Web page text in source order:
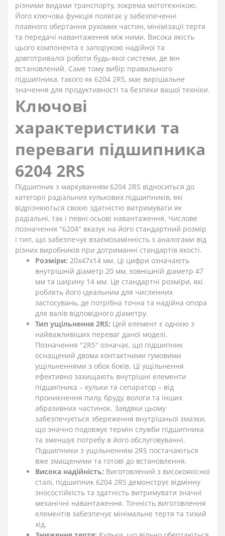
різними видами транспорту, зокрема мототехнікою.
Його ключова функція полягає у забезпеченні
плавного обертання рухомих частин, мінімізації тертя
та передачі навантаження між ними. Висока якість
цього компонента є запорукою надійної та
довготривалої роботи будь-якої системи, де він
встановлений. Саме тому вибір правильного
підшипника, такого як 6204 2RS, має вирішальне
значення для продуктивності та безпеки вашої техніки.
Ключові
характеристики та
переваги підшипника
6204 2RS
Підшипник з маркуванням 6204 2RS відноситься до
категорії радіальних кулькових підшипників, які
відрізняються своєю здатністю витримувати як
радіальні, так і певні осьові навантаження. Числове
позначення "6204" вказує на його стандартний розмір
і тип, що забезпечує взаємозамінність з аналогами від
різних виробників при дотриманні стандартів якості.
Розміри: 20x47x14 мм. Ці цифри означають
внутрішній діаметр 20 мм, зовнішній діаметр 47
мм та ширину 14 мм. Це стандартні розміри, які
роблять його ідеальним для численних
застосувань, де потрібна точна та надійна опора
для валів відповідного діаметру.
Тип ущільнення 2RS: Цей елемент є однією з
найважливіших переваг даної моделі.
Позначення "2RS" означає, що підшипник
оснащений двома контактними гумовими
ущільненнями з обох боків. Ці ущільнення
ефективно захищають внутрішні елементи
підшипника – кульки та сепаратор – від
проникнення пилу, бруду, вологи та інших
абразивних частинок. Завдяки цьому
забезпечується збереження внутрішньої змазки,
що значно подовжує термін служби підшипника
та зменшує потребу в його обслуговуванні.
Підшипники з ущільненням 2RS постачаються
вже змащеними та готові до встановлення.
Висока надійність: Виготовлений з високоякісної
сталі, підшипник 6204 2RS демонструє відмінну
зносостійкість та здатність витримувати значні
механічні навантаження. Точність виготовлення
елементів забезпечує мінімальне тертя та тихий
хід.